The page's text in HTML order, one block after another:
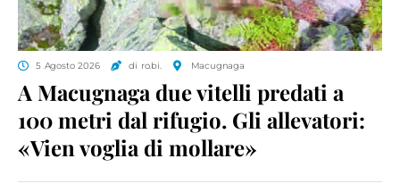
5 Agosto 2026 di ro.bi. Macugnaga
A Macugnaga due vitelli predati a
100 metri dal rifugio. Gli allevatori:
«Vien voglia di mollare»